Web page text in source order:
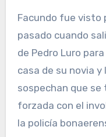
Facundo fue visto
pasado cuando
de Pedro Luro
casa de su novia
sospechan que
forzada con el
la policía